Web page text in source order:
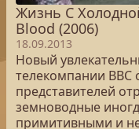
Жизнь С
Blood (2006)
18.09.2013
Новый
телекомпании ВВС
представителей
земноводные
примитивными и